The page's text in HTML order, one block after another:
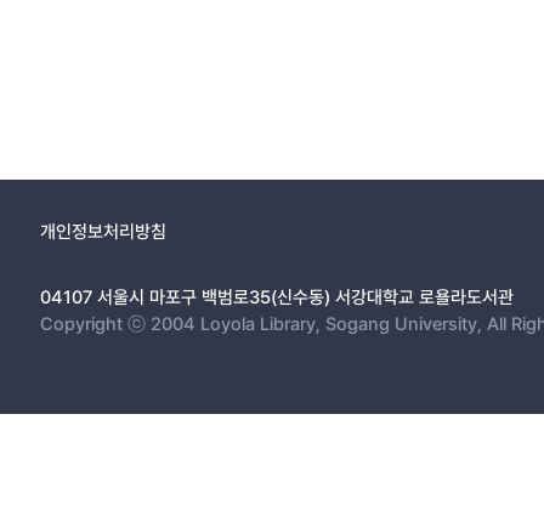
개인정보처리방침
04107 서울시 마포구 백범로35(신수동) 서강대학교 로욜라도서관
Copyright ⓒ 2004 Loyola Library, Sogang University, All